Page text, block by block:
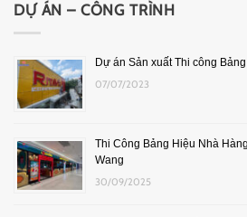
DỰ ÁN – CÔNG TRÌNH
Dự án Sản xuất Thi công
07/07/2023
Thi Công Bảng Hiệu Nhà
Wang
30/09/2025